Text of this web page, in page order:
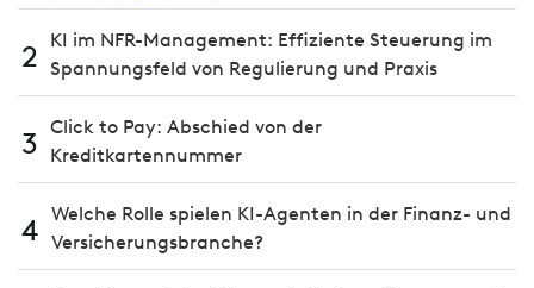
2
KI im NFR-Management: Effiziente Steuerung im
Spannungsfeld von Regulierung und Praxis
3 Click to Pay: Abschied von der
Kreditkartennummer
4 Welche Rolle spielen KI-Agenten in der Finanz- und
Versicherungsbranche?